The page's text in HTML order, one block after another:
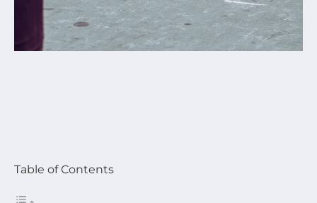
Table of Contents